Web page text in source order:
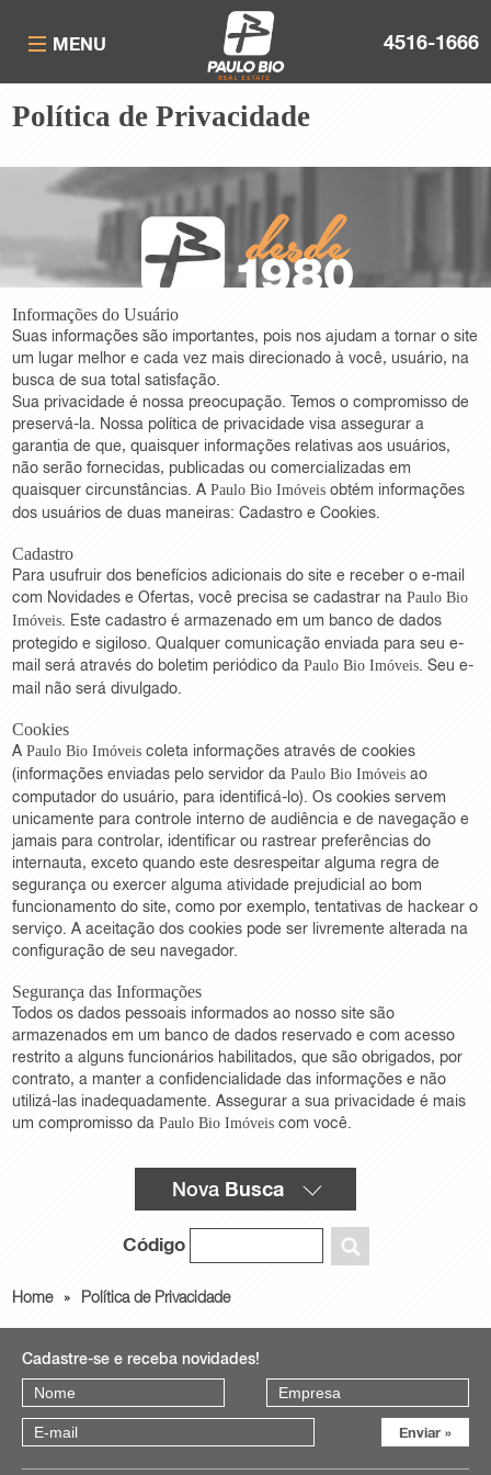
4516-1666
MENU
Política de Privacidade
Informações do Usuário
Suas informações são importantes, pois nos ajudam a tornar o site
um lugar melhor e cada vez mais direcionado à você, usuário, na
busca de sua total satisfação.
Sua privacidade é nossa preocupação. Temos o compromisso de
preservá-la. Nossa política de privacidade visa assegurar a
garantia de que, quaisquer informações relativas aos usuários,
não serão fornecidas, publicadas ou comercializadas em
quaisquer circunstâncias. APaulo Bio Imóveis obtém informações
dos usuários de duas maneiras: Cadastro e Cookies.
Cadastro
Para usufruir dos benefícios adicionais do site e receber o e-mail
com Novidades e Ofertas, você precisa se cadastrar naPaulo Bio
Imóveis . Este cadastro é armazenado em um banco de dados
protegido e sigiloso. Qualquer comunicação enviada para seu e-
mail será através do boletim periódico daPaulo Bio Imóveis . Seu e-
mail não será divulgado.
Cookies
APaulo Bio Imóveis coleta informações através de cookies
(informações enviadas pelo servidor daPaulo Bio Imóveis ao
computador do usuário, para identificá-lo). Os cookies servem
unicamente para controle interno de audiência e de navegação e
jamais para controlar, identificar ou rastrear preferências do
internauta, exceto quando este desrespeitar alguma regra de
segurança ou exercer alguma atividade prejudicial ao bom
funcionamento do site, como por exemplo, tentativas de hackear o
serviço. A aceitação dos cookies pode ser livremente alterada na
configuração de seu navegador.
Segurança das Informações
Todos os dados pessoais informados ao nosso site são
armazenados em um banco de dados reservado e com acesso
restrito a alguns funcionários habilitados, que são obrigados, por
contrato, a manter a confidencialidade das informações e não
utilizá-las inadequadamente. Assegurar a sua privacidade é mais
um compromisso daPaulo Bio Imóveis com você.
Nova Busca
Código
Home » Política de Privacidade
Cadastre-se e receba novidades!